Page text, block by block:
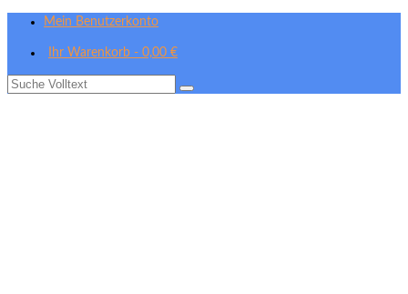
Mein Benutzerkonto
Ihr Warenkorb - 0,00 €
Suche